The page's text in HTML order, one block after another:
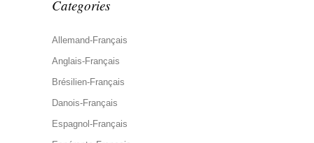
Categories
Allemand-Français
Anglais-Français
Brésilien-Français
Danois-Français
Espagnol-Français